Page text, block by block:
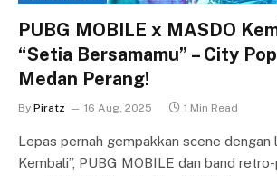
PUBG MOBILE x MASDO
“Setia Bersamamu” – City
Medan Perang!
By Piratz 16 Aug, 2025 1 Min Read
Lepas pernah gempakkan scene dengan
Kembali”, PUBG MOBILE dan band